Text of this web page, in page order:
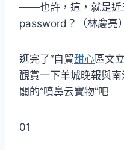
——也許，這，就是近
password？（林慶亮）
逛完了“自貿甜心區文
觀賞一下羊城晚報與
闢的“噴鼻云寶物”吧
01